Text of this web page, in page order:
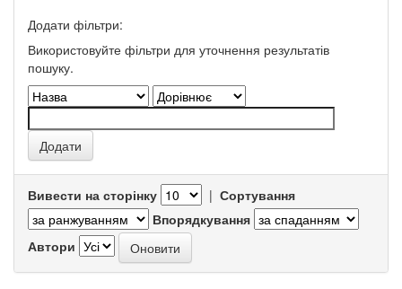
Додати фільтри:
Використовуйте фільтри для уточнення результатів
пошуку.
Вивести на сторінку | Сортування
Впорядкування
Автори